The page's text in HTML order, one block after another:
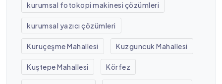
kurumsal fotokopi makinesi çözümleri
kurumsal yazıcı çözümleri
Kuruçeşme Mahallesi Kuzguncuk Mahallesi
Kuştepe Mahallesi Körfez